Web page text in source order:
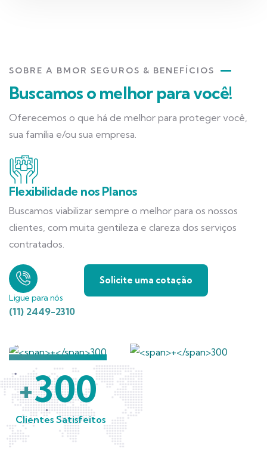
SOBRE A BMOR SEGUROS & BENEFÍCIOS
Buscamos o melhor para você!
Oferecemos o que há de melhor para proteger você,
sua família e/ou sua empresa.
Flexibilidade nos Planos
Buscamos viabilizar sempre o melhor para os nossos
clientes, com muita gentileza e clareza dos serviços
contratados.
Ligue para nós
(11) 2449-2310
Solicite uma cotação
+300
Clientes Satisfeitos